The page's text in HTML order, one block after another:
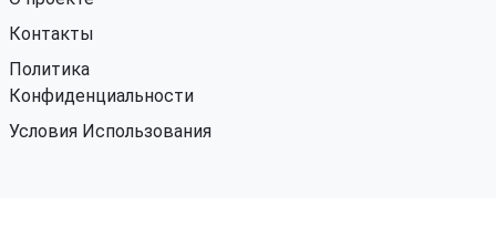
Контакты
Политика
Конфиденциальности
Условия Использования